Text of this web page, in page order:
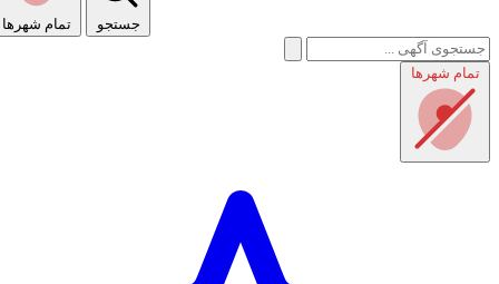
راهنمای استفاده
تمام شهر‌ها جستجو
تمام شهر‌ها